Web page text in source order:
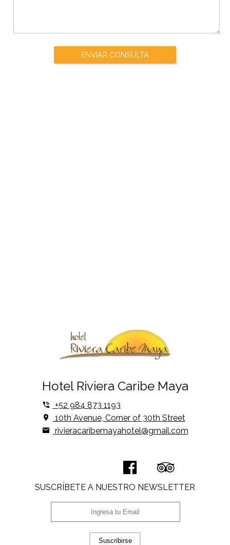
ENVIAR CONSULTA
Hotel Riviera Caribe Maya
+52 984 873 1193
10th Avenue, Corner of 30th Street
rivieracaribemayahotel@gmail.com
SUSCRÍBETE A NUESTRO NEWSLETTER
Suscribirse